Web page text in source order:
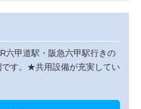
六甲道駅・阪急六甲駅行きの
す。★共用設備が充実してい